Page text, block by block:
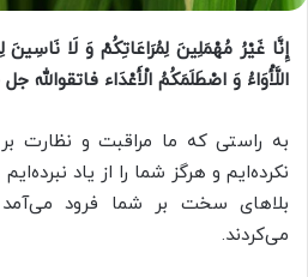
إِنَّا غَیْرُ مُهْمَلِینَ لِمُرَاعَاتِکُمْ وَ لَا
اللَّأْوَاءُ وَ اصْطَلَمَکُمُ الْأَعْدَاء فاتقوالله جل
به راستی که ما مراقبت و نظارت
نکرده‌ایم و هرگز شما را از یاد
بلاهای سخت بر شما فرود می‌آمد
می‌کردند.